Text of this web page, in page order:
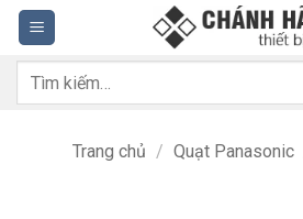
Bỏ
qua
nội
dung
Tìm
Trang chủ / Quạt Panasonic